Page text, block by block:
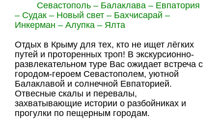
Севастополь – Балаклава – Евпатория
– Судак – Новый свет – Бахчисарай –
Инкерман – Алупка – Ялта
Отдых в Крыму для тех, кто не ищет лёгких
путей и проторенных троп! В экскурсионно-
развлекательном туре Вас ожидает встреча с
городом-героем Севастополем, уютной
Балаклавой и солнечной Евпаторией.
Отвесные скалы и перевалы,
захватывающие истории о разбойниках и
прогулки по пещерным городам.